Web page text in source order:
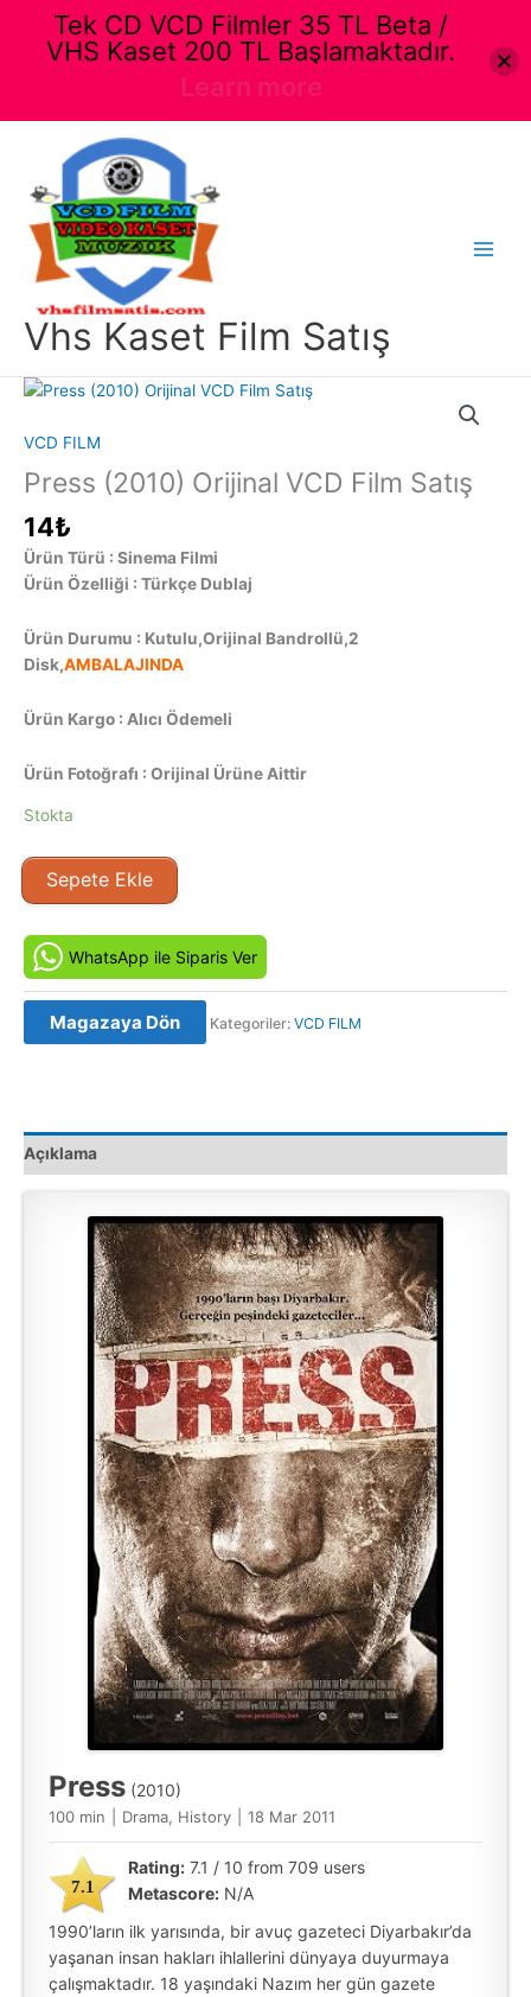
Vhs Kaset Film Satış
VCD FILM
Press (2010) Orijinal VCD Film Satış
14₺
Ürün Türü : Sinema Filmi
Ürün Özelliği : Türkçe Dublaj
Ürün Durumu : Kutulu,Orijinal Bandrollü,2
Disk,AMBALAJINDA
Ürün Kargo : Alıcı Ödemeli
Ürün Fotoğrafı : Orijinal Ürüne Aittir
Stokta
Press
(2010)
VCD
Film
Satış
adet
Sepete Ekle
WhatsApp ile Siparis Ver
Magazaya Dön Kategoriler: VCD FILM
Açıklama
Press (2010)
100 min Drama, History 18 Mar 2011
7.1
Rating: 7.1 / 10 from 709 users
Metascore: N/A
1990’ların ilk yarısında, bir avuç gazeteci Diyarbakır’da
yaşanan insan hakları ihlallerini dünyaya duyurmaya
çalışmaktadır. 18 yaşındaki Nazım her gün gazete
Tek CD VCD Filmler 35 TL Beta /
VHS Kaset 200 TL Başlamaktadır.
Learn more